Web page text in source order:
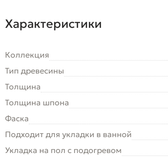
Характеристики
Коллекция
Тип древесины
Толщина
Толщина шпона
Фаска
Подходит для укладки в ванной
Укладка на пол c подогревом